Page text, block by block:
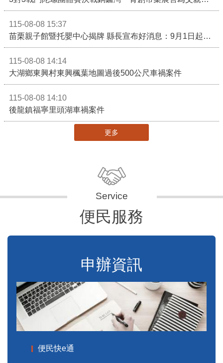
115-08-08 15:37
苗栗親子館暨托嬰中心揭牌 縣長宣布好消息：9月1日起調降臨時托嬰費用
115-08-08 14:14
大湖鄉東興村東興楓葉地圖過後500公尺車禍案件
115-08-08 14:10
後龍鎮福寧里頭湖車禍案件
更多
便民服務
申辦資訊
便民快e通